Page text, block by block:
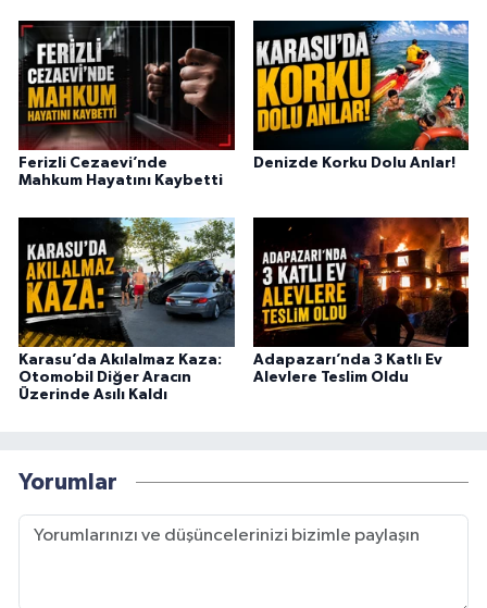
Ferizli Cezaevi’nde
Mahkum Hayatını Kaybetti
Denizde Korku Dolu Anlar!
Karasu’da Akılalmaz Kaza:
Otomobil Diğer Aracın
Üzerinde Asılı Kaldı
Adapazarı’nda 3 Katlı Ev
Alevlere Teslim Oldu
Yorumlar